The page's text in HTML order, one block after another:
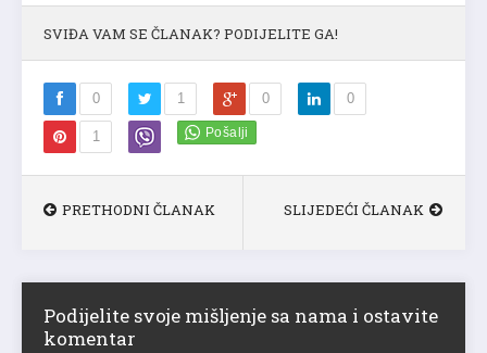
SVIĐA VAM SE ČLANAK? PODIJELITE GA!
0 1 0 0
1
PRETHODNI ČLANAK SLIJEDEĆI ČLANAK
Podijelite svoje mišljenje sa nama i ostavite
komentar